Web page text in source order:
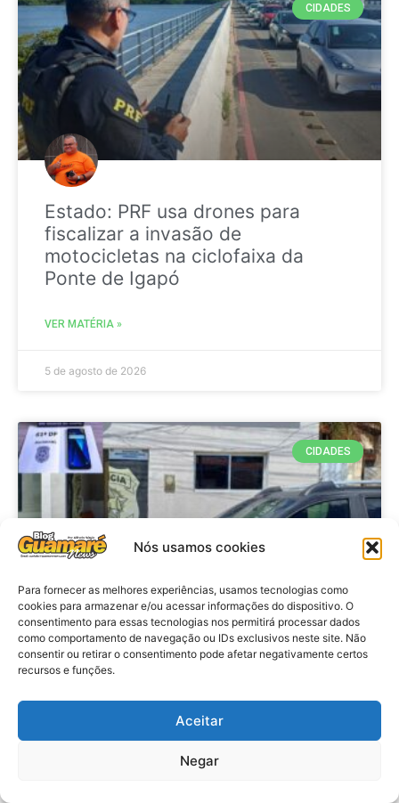
Nós usamos cookies
Para fornecer as melhores experiências, usamos tecnologias como
cookies para armazenar e/ou acessar informações do dispositivo. O
consentimento para essas tecnologias nos permitirá processar dados
como comportamento de navegação ou IDs exclusivos neste site. Não
consentir ou retirar o consentimento pode afetar negativamente certos
recursos e funções.
Aceitar
Negar
CIDADES
Estado: PRF usa drones para
fiscalizar a invasão de
motocicletas na ciclofaixa da
Ponte de Igapó
VER MATÉRIA »
5 de agosto de 2026
CIDADES
Costa Banca: Polícia Civil conclui
inquérito, indicia homem por furto
e recupera aparelho celular em